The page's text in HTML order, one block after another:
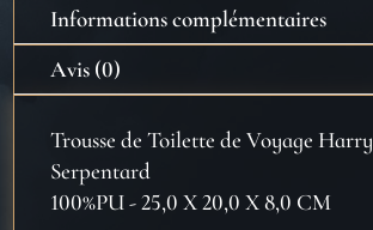
Harry
Potter
Serpentard
Informations complémentaires
Avis (0)
Trousse de Toilette de Voyage
Serpentard
100%PU - 25,0 X 20,0 X 8,0 CM